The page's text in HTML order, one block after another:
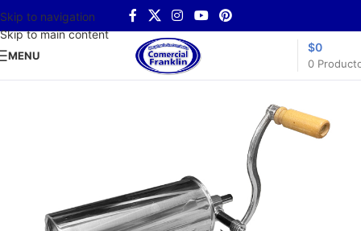
Skip to navigation
Skip to main content
MENU
0
$0